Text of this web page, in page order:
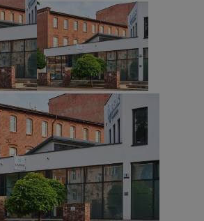
pliki cookie umożliwiają korzystanie z podstawowych
użytkownika i zarządzanie kontem. Bez
korzystać ze strony internetowej.
Provider/
Domena
zabrze.com.pl
zabrze.com.pl
zabrze.com.pl
Cloudflare
Inc.